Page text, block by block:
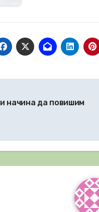
начина да повишим